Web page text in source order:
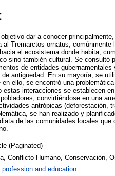
dar a conocer
Tremarctos ornatus, comúnmente
el ecosistema donde habita,
sino también cultural. Se consultó
de entidades
antigüedad. En su mayoría, se
en ello, se encontró una
estas interacciones se establecen
convirtiéndose en una
antrópicas (deforestación,
se han realizado y
de las comunidades locales
(Paginated)
Conflicto Humano, Conservación,
and education.